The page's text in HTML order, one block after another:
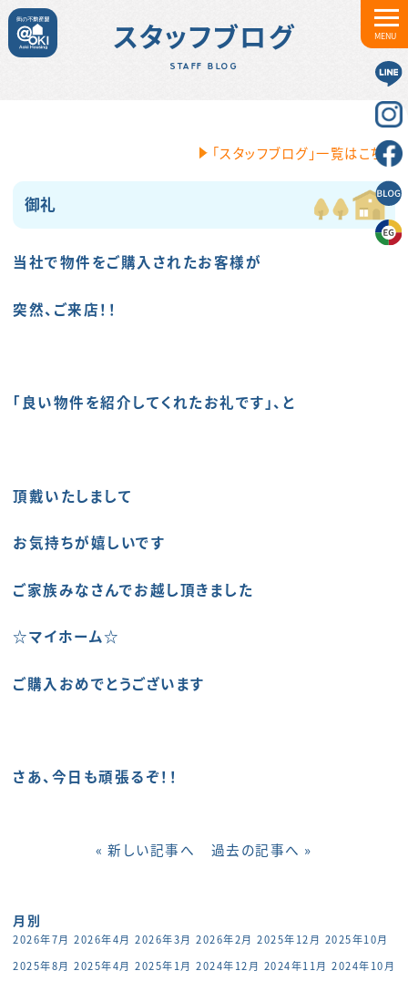
MENU
スタッフブログ
STAFF BLOG
「スタッフブログ」一覧はこちら
御礼
当社で物件をご購入されたお客様が
突然、ご来店！！
「良い物件を紹介してくれたお礼です」、と
頂戴いたしまして
お気持ちが嬉しいです
ご家族みなさんでお越し頂きました
☆マイホーム☆
ご購入おめでとうございます
さあ、今日も頑張るぞ！！
« 新しい記事へ 過去の記事へ »
月別
2026年7月 2026年4月 2026年3月 2026年2月 2025年12月 2025年10月
2025年8月 2025年4月 2025年1月 2024年12月 2024年11月 2024年10月